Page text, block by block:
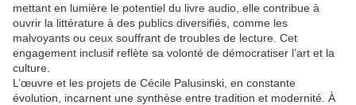
mettant en lumière le potentiel du livre audio, elle contribue à
ouvrir la littérature à des publics diversifiés, comme les
malvoyants ou ceux souffrant de troubles de lecture. Cet
engagement inclusif reflète sa volonté de démocratiser l’art et la
culture.
L’œuvre et les projets de Cécile Palusinski, en constante
évolution, incarnent une synthèse entre tradition et modernité. À